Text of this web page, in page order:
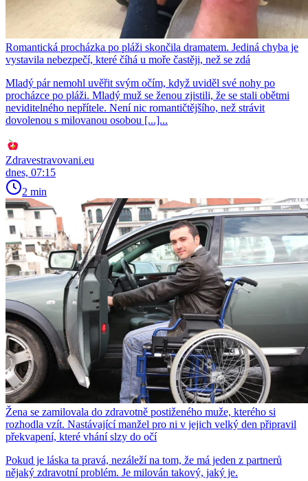
Romantická procházka po pláži skončila dramatem. Jediná chyba je
vystavila nebezpečí, které číhá u moře častěji, než se zdá
Mladý pár nemohl uvěřit svým očím, když uviděl své nohy po
procházce po pláži. Mladý muž se ženou zjistili, že se stali obětmi
neviditelného nepřítele. Není nic romantičtějšího, než strávit
dovolenou s milovanou osobou [...]...
Zdravestravovani.eu
dnes, 07:15
2 min
Žena se zamilovala do zdravotně postiženého muže, kterého si
rozhodla vzít. Nastávající manžel pro ni v jejich velký den připravil
překvapení, které vhání slzy do očí
Pokud je láska ta pravá, nezáleží na tom, že má jeden z partnerů
nějaký zdravotní problém. Je milován takový, jaký je.